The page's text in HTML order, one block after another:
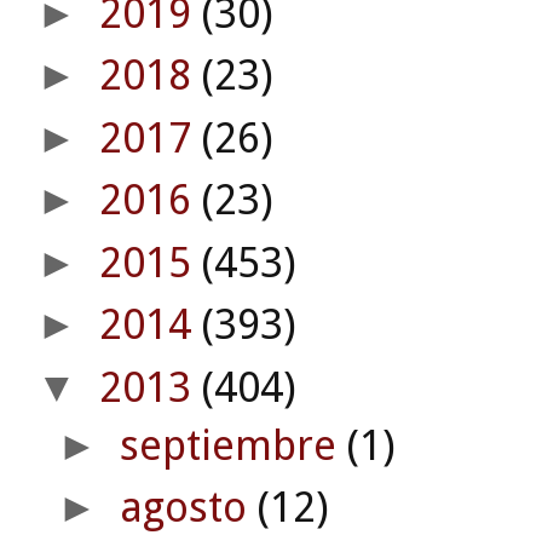
► 2019 (30)
► 2018 (23)
► 2017 (26)
► 2016 (23)
► 2015 (453)
► 2014 (393)
▼ 2013 (404)
► septiembre (1)
► agosto (12)